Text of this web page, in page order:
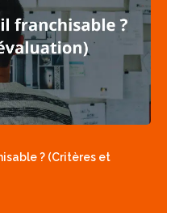
? (Critères et